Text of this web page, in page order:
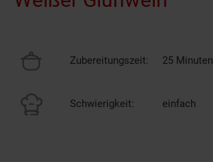
Zubereitungszeit: 25 Minuten
Schwierigkeit: einfach